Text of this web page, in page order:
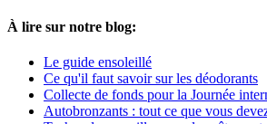
À lire sur notre blog:
Le guide ensoleillé
Ce qu'il faut savoir sur les déodorants
Collecte de fonds pour la Journée
Autobronzants : tout ce que vous